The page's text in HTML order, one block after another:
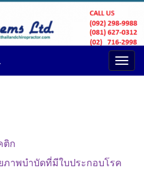
ติก
ภาพบำบัดที่มีใบประกอบโรค